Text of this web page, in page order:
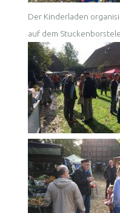
Der Kinderladen
auf dem